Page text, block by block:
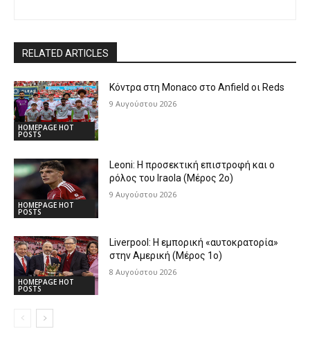
RELATED ARTICLES
HOMEPAGE HOT
POSTS
Κόντρα στη Monaco στο Anfield οι Reds
9 Αυγούστου 2026
HOMEPAGE HOT
POSTS
Leoni: Η προσεκτική επιστροφή και ο
ρόλος του Iraola (Μέρος 2ο)
9 Αυγούστου 2026
HOMEPAGE HOT
POSTS
Liverpool: Η εμπορική «αυτοκρατορία»
στην Αμερική (Μέρος 1ο)
8 Αυγούστου 2026